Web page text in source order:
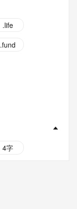
.life
.fund
4字